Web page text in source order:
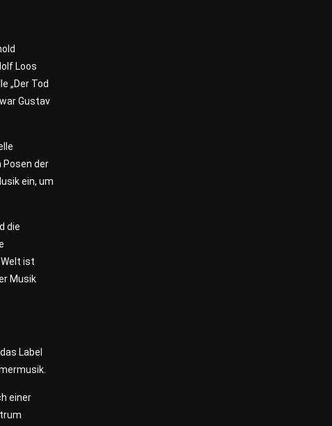
Loos
„Der Tod
Gustav
Posen der
ein, um
die
ist
Musik
Label
einer